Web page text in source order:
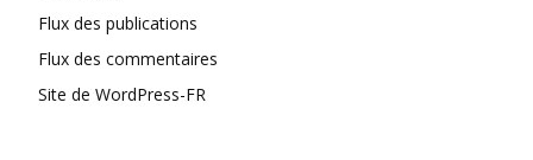
Flux des publications
Flux des commentaires
Site de WordPress-FR